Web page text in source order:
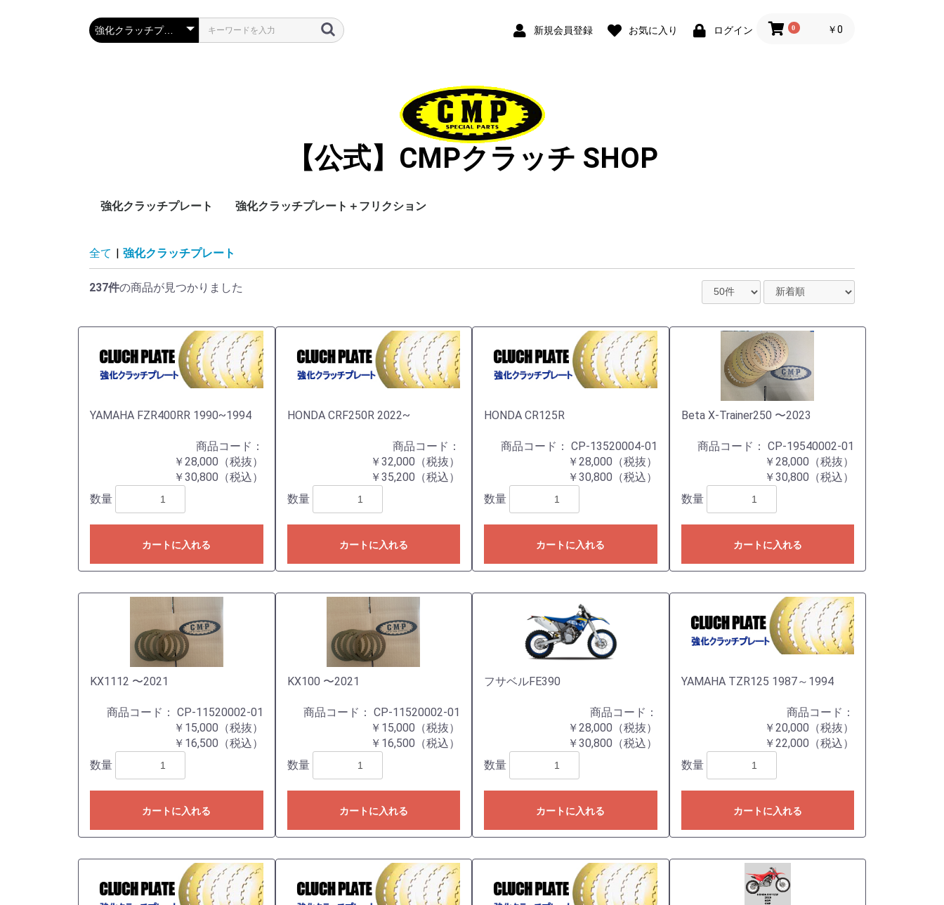
新規会員登録 お気に入り ログイン 0 ￥0
【公式】CMPクラッチ SHOP
強化クラッチプレート 強化クラッチプレート＋フリクション
全て | 強化クラッチプレート
237件の商品が見つかりました
YAMAHA FZR400RR 1990~1994
商品コード：
￥28,000（税抜）
￥30,800（税込）
数量
カートに入れる
HONDA CRF250R 2022~
商品コード：
￥32,000（税抜）
￥35,200（税込）
数量
カートに入れる
HONDA CR125R
商品コード： CP-13520004-01
￥28,000（税抜）
￥30,800（税込）
数量
カートに入れる
Beta X-Trainer250 〜2023
商品コード： CP-19540002-01
￥28,000（税抜）
￥30,800（税込）
数量
カートに入れる
KX1112 〜2021
商品コード： CP-11520002-01
￥15,000（税抜）
￥16,500（税込）
数量
カートに入れる
KX100 〜2021
商品コード： CP-11520002-01
￥15,000（税抜）
￥16,500（税込）
数量
カートに入れる
フサベルFE390
商品コード：
￥28,000（税抜）
￥30,800（税込）
数量
カートに入れる
YAMAHA TZR125 1987～1994
商品コード：
￥20,000（税抜）
￥22,000（税込）
数量
カートに入れる